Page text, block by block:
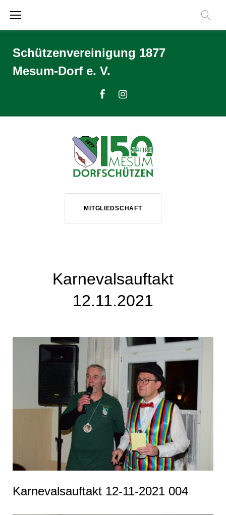
Schützenvereinigung 1877
Mesum-Dorf e. V.
MITGLIEDSCHAFT
Karnevalsauftakt
12.11.2021
Karnevalsauftakt 12-11-2021 004